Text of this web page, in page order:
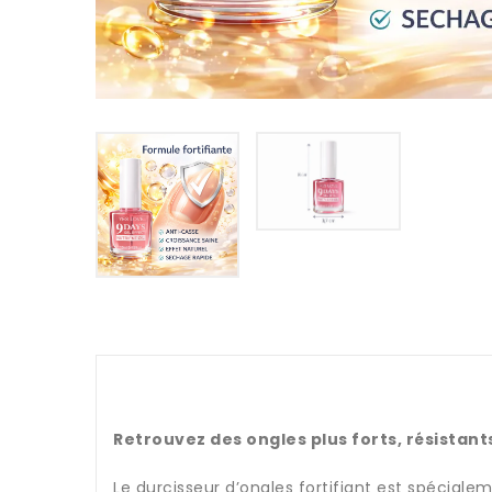
Retrouvez des ongles plus forts,